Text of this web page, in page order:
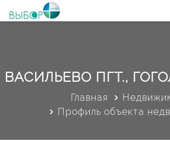
ВАСИЛЬЕВО ПГТ.,
Главная
Профиль объекта